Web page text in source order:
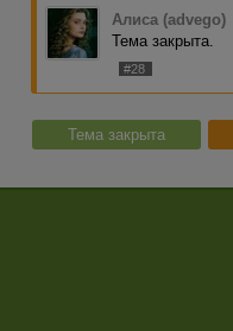
Алиса (advego)
Тема закрыта.
#28
Тема закрыта